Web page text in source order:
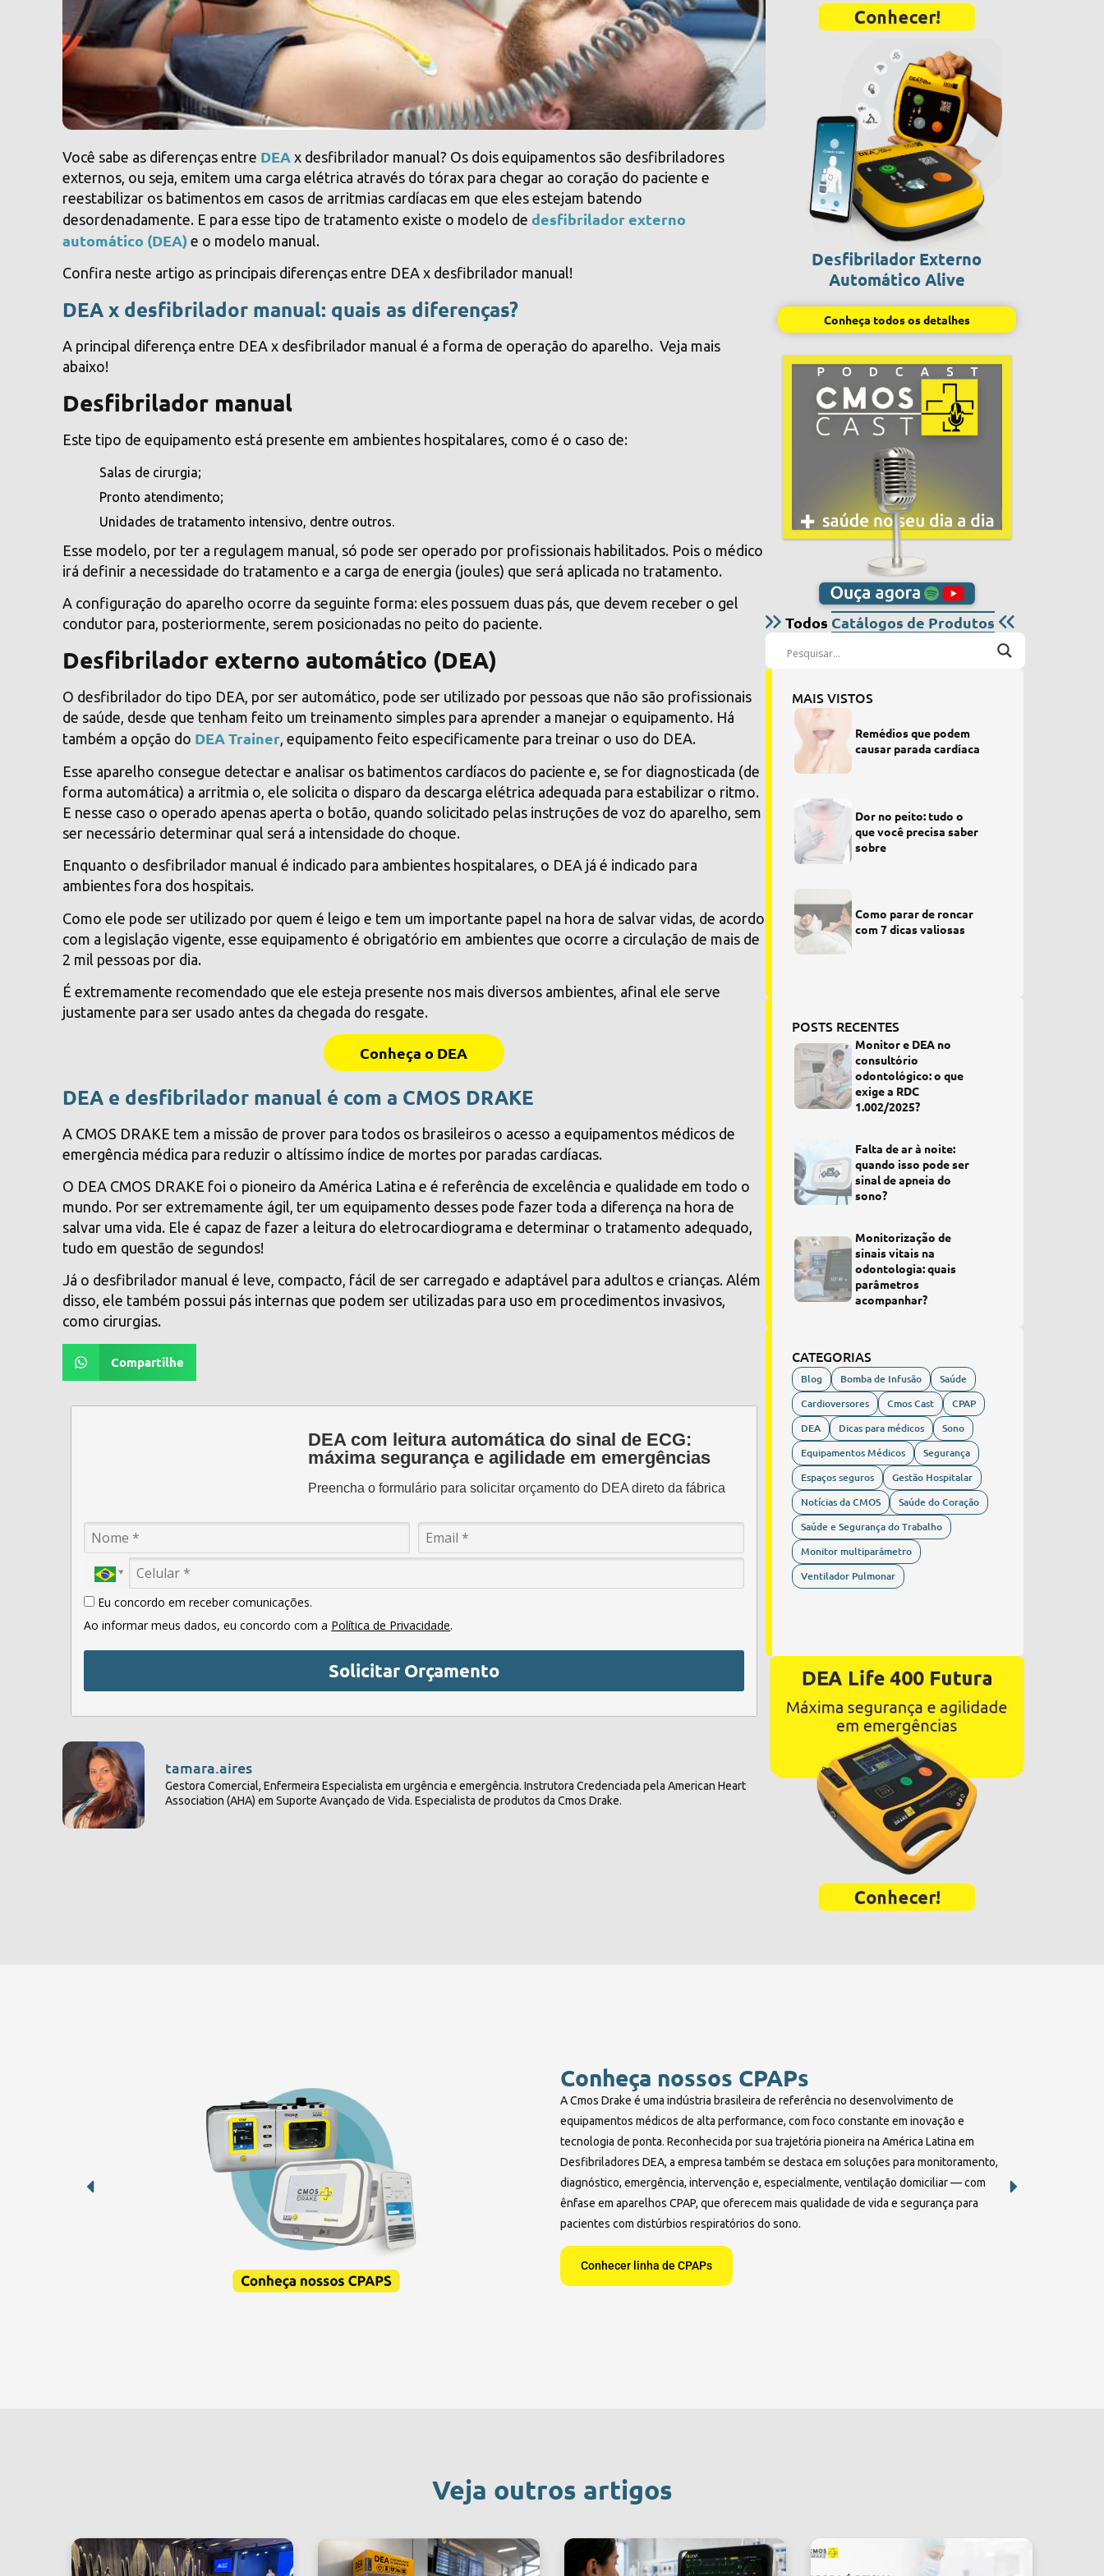
Você sabe as diferenças entre DEA x desfibrilador manual? Os dois equipamentos são desfibriladores
externos, ou seja, emitem uma carga elétrica através do tórax para chegar ao coração do paciente e
reestabilizar os batimentos em casos de arritmias cardíacas em que eles estejam batendo
desordenadamente. E para esse tipo de tratamento existe o modelo dedesfibrilador externo
automático (DEA) e o modelo manual.
Confira neste artigo as principais diferenças entre DEA x desfibrilador manual!
DEA x desfibrilador manual: quais as diferenças?
A principal diferença entre DEA x desfibrilador manual é a forma de operação do aparelho. Veja mais
abaixo!
Desfibrilador manual
Este tipo de equipamento está presente em ambientes hospitalares, como é o caso de:
Salas de cirurgia;
Pronto atendimento;
Unidades de tratamento intensivo, dentre outros.
Esse modelo, por ter a regulagem manual, só pode ser operado por profissionais habilitados. Pois o médico
irá definir a necessidade do tratamento e a carga de energia (joules) que será aplicada no tratamento.
A configuração do aparelho ocorre da seguinte forma: eles possuem duas pás, que devem receber o gel
condutor para, posteriormente, serem posicionadas no peito do paciente.
Desfibrilador externo automático (DEA)
O desfibrilador do tipo DEA, por ser automático, pode ser utilizado por pessoas que não são profissionais
de saúde, desde que tenham feito um treinamento simples para aprender a manejar o equipamento. Há
também a opção do DEA Trainer, equipamento feito especificamente para treinar o uso do DEA.
Esse aparelho consegue detectar e analisar os batimentos cardíacos do paciente e, se for diagnosticada (de
forma automática) a arritmia o, ele solicita o disparo da descarga elétrica adequada para estabilizar o ritmo.
E nesse caso o operado apenas aperta o botão, quando solicitado pelas instruções de voz do aparelho, sem
ser necessário determinar qual será a intensidade do choque.
Enquanto o desfibrilador manual é indicado para ambientes hospitalares, o DEA já é indicado para
ambientes fora dos hospitais.
Como ele pode ser utilizado por quem é leigo e tem um importante papel na hora de salvar vidas, de acordo
com a legislação vigente, esse equipamento é obrigatório em ambientes que ocorre a circulação de mais de
2 mil pessoas por dia.
É extremamente recomendado que ele esteja presente nos mais diversos ambientes, afinal ele serve
justamente para ser usado antes da chegada do resgate.
Conheça o DEA
DEA e desfibrilador manual é com a CMOS DRAKE
A CMOS DRAKE tem a missão de prover para todos os brasileiros o acesso aequipamentos médicos de
emergência médica para reduzir o altíssimo índice de mortes por paradas cardíacas.
O DEA CMOS DRAKE foi o pioneiro da América Latina e é referência de excelência e qualidade em todo o
mundo. Por ser extremamente ágil, ter um equipamento desses pode fazer toda a diferença na hora de
salvar uma vida. Ele é capaz de fazer a leitura do eletrocardiograma e determinar o tratamento adequado,
tudo em questão de segundos!
Já o desfibrilador manual é leve, compacto, fácil de ser carregado e adaptável para adultos e crianças. Além
disso, ele também possui pás internas que podem ser utilizadas para uso em procedimentos invasivos,
como cirurgias.
Compartilhe
DEA com leitura automática do sinal de ECG:
máxima segurança e agilidade em emergências
Preencha o formulário para solicitar orçamento do DEA direto da fábrica
Eu concordo em receber comunicações.
Ao informar meus dados, eu concordo com a Política de Privacidade.
Solicitar Orçamento
tamara.aires
Gestora Comercial, Enfermeira Especialista em urgência e emergência. Instrutora Credenciada pela American Heart
Association (AHA) em Suporte Avançado de Vida. Especialista de produtos da Cmos Drake.
Desfibrilador Externo
Automático Alive
Conheça todos os detalhes
Todos Catálogos de Produtos
MAIS VISTOS
Remédios que podem
causar parada cardíaca
Dor no peito: tudo o
que você precisa saber
sobre
Como parar de roncar
com 7 dicas valiosas
POSTS RECENTES
Monitor e DEA no
consultório
odontológico: o que
exige a RDC
1.002/2025?
Falta de ar à noite:
quando isso pode ser
sinal de apneia do
sono?
Monitorização de
sinais vitais na
odontologia: quais
parâmetros
acompanhar?
CATEGORIAS
Blog Bomba de Infusão
Saúde
Cardioversores
Cmos Cast
CPAP
DEA
Dicas para médicos
Sono
Equipamentos Médicos
Segurança
Espaços seguros
Gestão Hospitalar
Notícias da CMOS
Saúde do Coração
Saúde e Segurança do Trabalho
Monitor multiparâmetro
Ventilador Pulmonar
Conheça nossos CPAPs
A Cmos Drake é uma indústria brasileira de referência no desenvolvimento de
equipamentos médicos de alta performance, com foco constante em inovação e
tecnologia de ponta. Reconhecida por sua trajetória pioneira na América Latina em
Desfibriladores DEA, a empresa também se destaca em soluções para monitoramento,
diagnóstico, emergência, intervenção e, especialmente, ventilação domiciliar — com
ênfase em aparelhos CPAP, que oferecem mais qualidade de vida e segurança para
pacientes com distúrbios respiratórios do sono.
Conhecer linha de CPAPs
Veja outros artigos